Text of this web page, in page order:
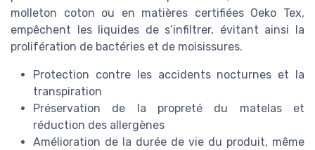
molleton coton ou en matières certifiées Oeko Tex,
empêchent les liquides de s’infiltrer, évitant ainsi la
prolifération de bactéries et de moisissures.
Protection contre les accidents nocturnes et la
transpiration
Préservation de la propreté du matelas et
réduction des allergènes
Amélioration de la durée de vie du produit, même